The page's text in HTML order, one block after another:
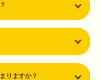
ドの発行やアプリダウンロー
りますか？